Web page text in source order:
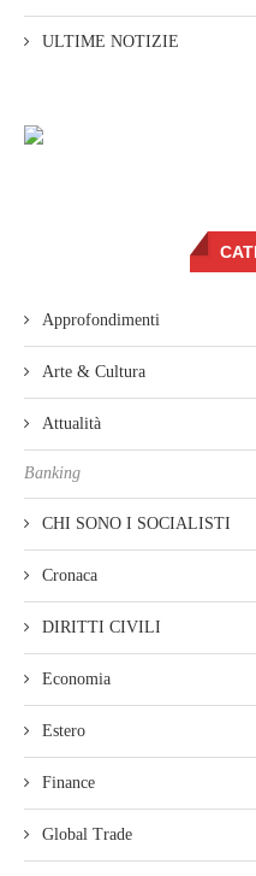
ULTIME NOTIZIE
Approfondimenti
Arte & Cultura
Attualità
Banking
CHI SONO I SOCIALISTI
Cronaca
DIRITTI CIVILI
Economia
Estero
Finance
Global Trade